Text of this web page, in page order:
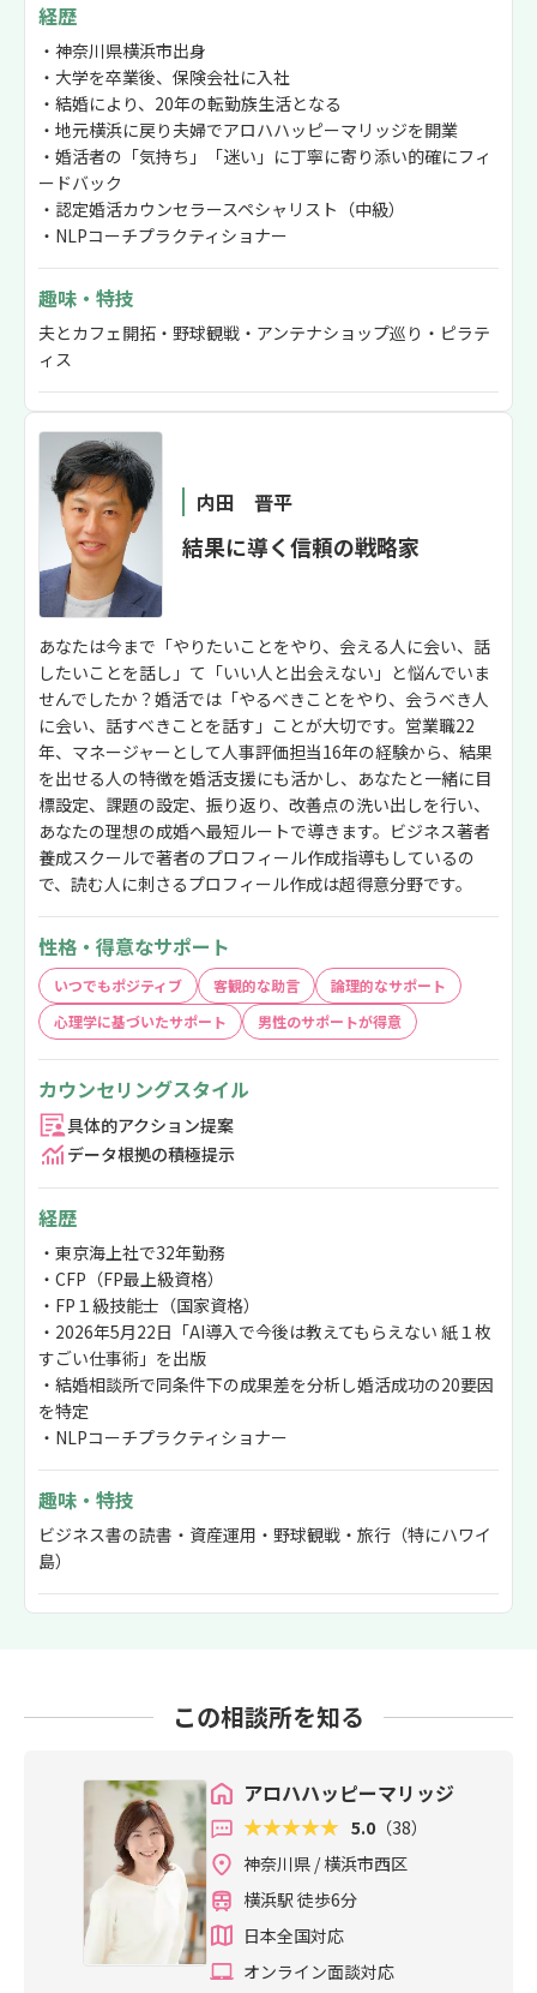
経歴
・神奈川県横浜市出身
・大学を卒業後、保険会社に入社
・結婚により、20年の転勤族生活となる
・地元横浜に戻り夫婦でアロハハッピーマリッジを開業
・婚活者の「気持ち」「迷い」に丁寧に寄り添い的確にフィ
ードバック
・認定婚活カウンセラースペシャリスト（中級）
・NLPコーチプラクティショナー
趣味・特技
夫とカフェ開拓・野球観戦・アンテナショップ巡り・ピラテ
ィス
内田 晋平
結果に導く信頼の戦略家
あなたは今まで「やりたいことをやり、会える人に会い、話
したいことを話し」て「いい人と出会えない」と悩んでいま
せんでしたか？婚活では「やるべきことをやり、会うべき人
に会い、話すべきことを話す」ことが大切です。営業職22
年、マネージャーとして人事評価担当16年の経験から、結果
を出せる人の特徴を婚活支援にも活かし、あなたと一緒に目
標設定、課題の設定、振り返り、改善点の洗い出しを行い、
あなたの理想の成婚へ最短ルートで導きます。ビジネス著者
養成スクールで著者のプロフィール作成指導もしているの
で、読む人に刺さるプロフィール作成は超得意分野です。
性格・得意なサポート
いつでもポジティブ 客観的な助言
論理的なサポート
心理学に基づいたサポート
男性のサポートが得意
カウンセリングスタイル
具体的アクション提案
データ根拠の積極提示
経歴
・東京海上社で32年勤務
・CFP（FP最上級資格）
・FP１級技能士（国家資格）
・2026年5月22日「AI導入で今後は教えてもらえない 紙１枚
すごい仕事術」を出版
・結婚相談所で同条件下の成果差を分析し婚活成功の20要因
を特定
・NLPコーチプラクティショナー
趣味・特技
ビジネス書の読書・資産運用・野球観戦・旅行（特にハワイ
島）
この相談所を知る
アロハハッピーマリッジ
5.0 （38）
神奈川県 / 横浜市西区
横浜駅 徒歩6分
日本全国対応
オンライン面談対応